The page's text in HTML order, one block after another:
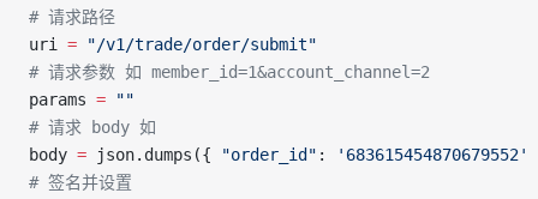
# 请求路径
uri = "/v1/trade/order/submit"
# 请求参数 如 member_id=1&account_channel=2
params = ""
# 请求 body 如
body = json.dumps({ "order_id" : '683615454870679552'
# 签名并设置